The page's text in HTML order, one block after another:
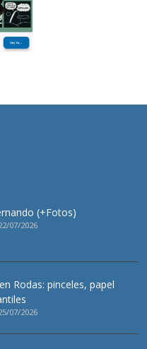
(+Fotos)
07/2026
Rodas: pinceles, papel
07/2026